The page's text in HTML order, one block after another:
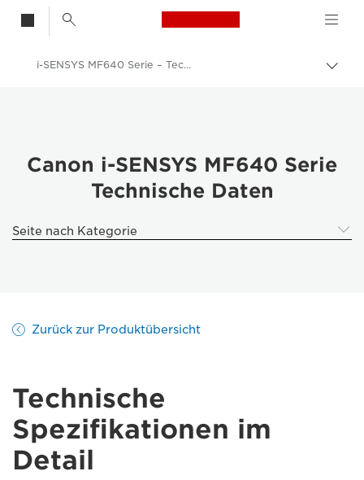
Canon Logo, back
Auf
Business-Produkte
Business Drucker und Faxgeräte
i-SENSYS MF640 Serie – Technische Daten
Canon i-SENSYS MF640 Serie
Technische Daten
Seite nach Kategorie
Zurück zur Produktübersicht
Technische
Spezifikationen im
Detail